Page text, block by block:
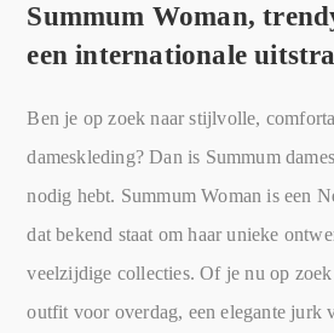
Summum Woman,
een internationale
Ben je op zoek naar stijlvolle,
dameskleding? Dan is Summum
nodig hebt. Summum Woman is een
dat bekend staat om haar unieke
veelzijdige collecties. Of je nu op zoek
outfit voor overdag, een elegante jurk